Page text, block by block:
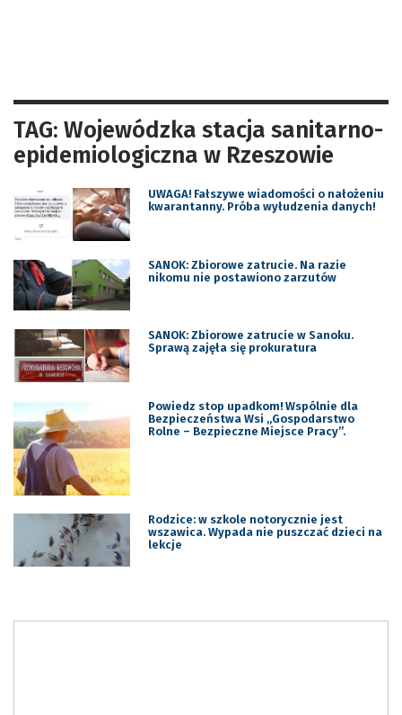
TAG: Wojewódzka stacja sanitarno-
epidemiologiczna w Rzeszowie
UWAGA! Fałszywe wiadomości o nałożeniu
kwarantanny. Próba wyłudzenia danych!
SANOK: Zbiorowe zatrucie. Na razie
nikomu nie postawiono zarzutów
SANOK: Zbiorowe zatrucie w Sanoku.
Sprawą zajęła się prokuratura
Powiedz stop upadkom! Wspólnie dla
Bezpieczeństwa Wsi „Gospodarstwo
Rolne – Bezpieczne Miejsce Pracy”.
Rodzice: w szkole notorycznie jest
wszawica. Wypada nie puszczać dzieci na
lekcje